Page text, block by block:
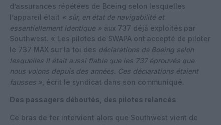
d’assurances répétées de Boeing selon lesquelles
l’appareil était « sûr, en état de navigabilité et
essentiellement identique » aux 737 déjà exploités par
Southwest. « Les pilotes de SWAPA ont accepté de piloter
le 737 MAX sur la foi des déclarations de Boeing selon
lesquelles il était aussi fiable que les 737 éprouvés que
nous volons depuis des années. Ces déclarations étaient
fausses » , écrit le syndicat dans son communiqué.
Des passagers déboutés, des pilotes relancés
Ce bras de fer intervient alors que Southwest vient de